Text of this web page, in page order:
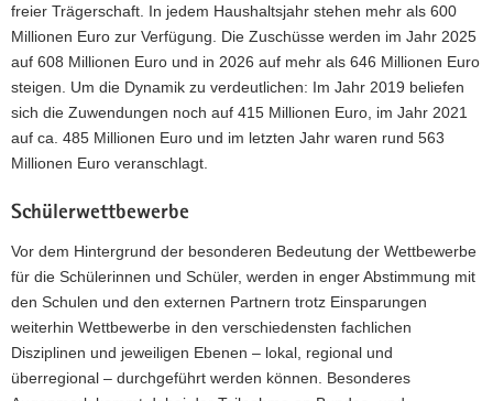
freier Trägerschaft. In jedem Haushaltsjahr stehen mehr als 600
Millionen Euro zur Verfügung. Die Zuschüsse werden im Jahr 2025
auf 608 Millionen Euro und in 2026 auf mehr als 646 Millionen Euro
steigen. Um die Dynamik zu verdeutlichen: Im Jahr 2019 beliefen
sich die Zuwendungen noch auf 415 Millionen Euro, im Jahr 2021
auf ca. 485 Millionen Euro und im letzten Jahr waren rund 563
Millionen Euro veranschlagt.
Schülerwettbewerbe
Vor dem Hintergrund der besonderen Bedeutung der Wettbewerbe
für die Schülerinnen und Schüler, werden in enger Abstimmung mit
den Schulen und den externen Partnern trotz Einsparungen
weiterhin Wettbewerbe in den verschiedensten fachlichen
Disziplinen und jeweiligen Ebenen – lokal, regional und
überregional – durchgeführt werden können. Besonderes